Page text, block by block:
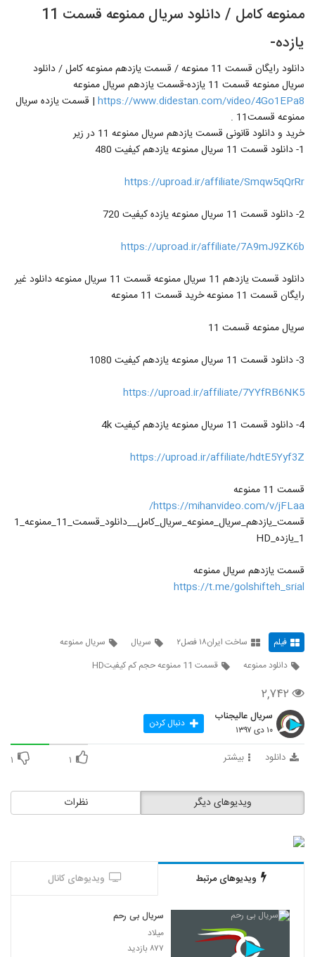
ممنوعه کامل / دانلود سریال ممنوعه قسمت 11
یازده-
دانلود رایگان قسمت 11 ممنوعه / قسمت یازدهم ممنوعه کامل / دانلود
سریال ممنوعه قسمت 11 یازده-قسمت یازدهم سریال ممنوعه
https://www.didestan.com/video/4Go1EPa8 | قسمت یازده سریال
ممنوعه قسمت11 .
خرید و دانلود قانونی قسمت یازدهم سریال ممنوعه 11 در زیر
1- دانلود قسمت 11 سریال ممنوعه یازدهم کیفیت 480
https://uproad.ir/affiliate/Smqw5qQrRr
2- دانلود قسمت 11 سریال ممنوعه یازده کیفیت 720
https://uproad.ir/affiliate/7A9mJ9ZK6b
دانلود قسمت یازدهم 11 سریال ممنوعه قسمت 11 سریال ممنوعه دانلود غیر
رایگان قسمت 11 ممنوعه خرید قسمت 11 ممنوعه
سریال ممنوعه قسمت 11
3- دانلود قسمت 11 سریال ممنوعه یازدهم کیفیت 1080
https://uproad.ir/affiliate/7YYfRB6NK5
4- دانلود قسمت 11 سریال ممنوعه یازدهم کیفیت 4k
https://uproad.ir/affiliate/hdtE5Yyf3Z
قسمت 11 ممنوعه
https://mihanvideo.com/v/jFLaa/
قسمت_یازدهم_سریال_ممنوعه_سریال_کامل__دانلود_قسمت_11_ممنوعه_1
1_یازده_HD
قسمت یازدهم سریال ممنوعه
https://t.me/golshifteh_srial
فیلم ساخت ایران۱۸ فصل۲ سریال
سریال ممنوعه
دانلود ممنوعه
قسمت 11 ممنوعه حجم کم کیفیتHD
۲,۷۴۲
سریال عالیجناب
۱۰ دی ۱۳۹۷ دنبال کردن
دانلود بیشتر ۱ ۱
نظرات ویدیوهای دیگر
ویدیوهای مرتبط ویدیوهای کانال
سریال بی رحم
میلاد
۸۷۷ بازدید